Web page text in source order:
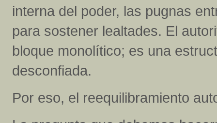
interna del poder, las pugnas
para sostener lealtades. El
bloque monolítico; es una
desconfiada.
Por eso, el reequilibramiento